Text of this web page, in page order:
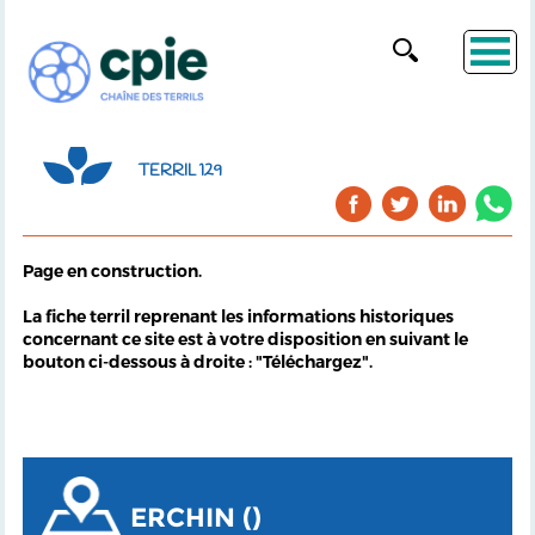
TERRIL 129
Page en construction.
La fiche terril reprenant les informations historiques
concernant ce site est à votre disposition en suivant le
bouton ci-dessous à droite : "Téléchargez".
ERCHIN ()